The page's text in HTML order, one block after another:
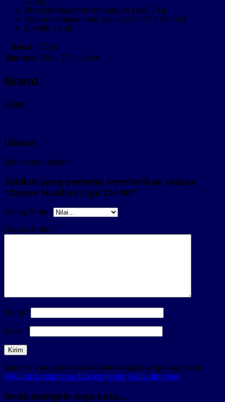
Berat berdasarkan timbangan yaitu 7 kg.
Ukuran kemasan dus yaitu 104 x 27 x 24 cm3.
Jumlah 1 koli.
Berat
17 kg
Dimensi 104 × 27 × 24 cm
Brand
Liga
Ulasan
Belum ada ulasan.
Jadilah yang pertama memberikan ulasan
“Cones Hurdles Liga CH-30”
Rating Anda *
Ulasan Anda *
Nama *
Email *
Situs ini menggunakan Akismet untuk mengurangi spam.
Pelajari bagaimana data komentar Anda diproses
Anda mungkin juga suka…